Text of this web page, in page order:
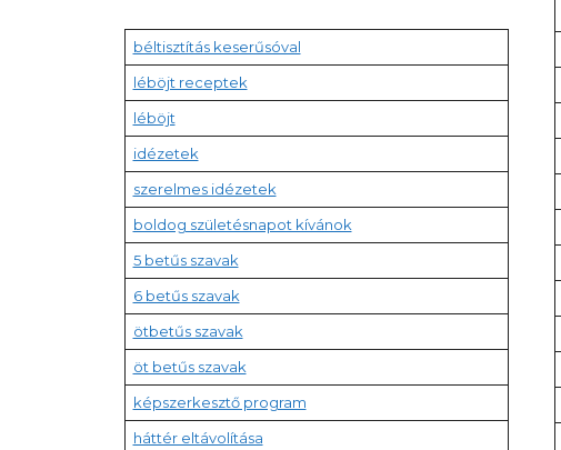
béltisztítás keserűsóval
léböjt receptek
léböjt
idézetek
szerelmes idézetek
boldog születésnapot kívánok
5 betűs szavak
6 betűs szavak
ötbetűs szavak
öt betűs szavak
képszerkesztő program
háttér eltávolítása